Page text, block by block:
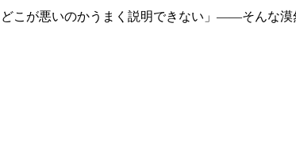
こが悪いのかうまく説明できない」――そんな